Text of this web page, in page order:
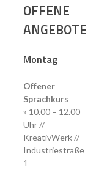
OFFENE
ANGEBOTE
Montag
Offener
Sprachkurs
» 10.00 – 12.00
Uhr //
KreativWerk //
Industriestraße
1